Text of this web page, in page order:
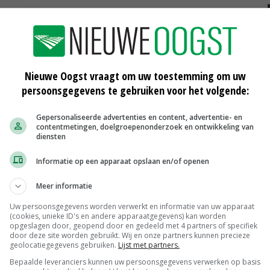
Hanse vorige week voor 300 euro aan
aan. Maar dat werkt volgens hem helemaal niet. 'Dat
Zo gaat het al jaren.'
'De wet- en regelgeving is zo complex dat niemand
veel te bureaucratisch en er wordt niet of
zich op de vlakte. 'We zien ook een toename van
op een bepaald perceel aanwezig. We
Maar wij hebben ons te houden aan het
een winterrust geldt. Voor zomerganzen is wel
Nieuwe Oogst vraagt om uw toestemming om uw
persoonsgegevens te gebruiken voor het volgende:
Gepersonaliseerde advertenties en content, advertentie- en
contentmetingen, doelgroepenonderzoek en ontwikkeling van
diensten
Informatie op een apparaat opslaan en/of openen
Meer informatie
Uw persoonsgegevens worden verwerkt en informatie van uw apparaat
(cookies, unieke ID's en andere apparaatgegevens) kan worden
opgeslagen door, geopend door en gedeeld met 4 partners of specifiek
door deze site worden gebruikt. Wij en onze partners kunnen precieze
geolocatiegegevens gebruiken. Lijst met partners.
Bepaalde leveranciers kunnen uw persoonsgegevens verwerken op basis